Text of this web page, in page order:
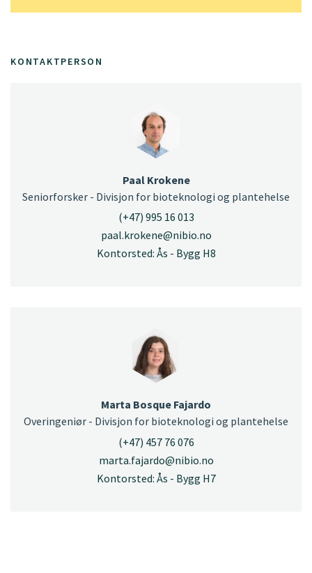
KONTAKTPERSON
Paal Krokene
Seniorforsker - Divisjon for bioteknologi og plantehelse
(+47) 995 16 013
paal.krokene@nibio.no
Kontorsted: Ås - Bygg H8
Marta Bosque Fajardo
Overingeniør - Divisjon for bioteknologi og plantehelse
(+47) 457 76 076
marta.fajardo@nibio.no
Kontorsted: Ås - Bygg H7